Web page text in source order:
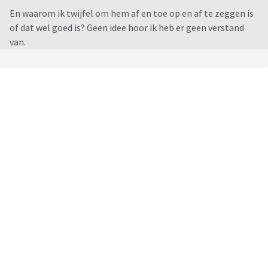
En waarom ik twijfel om hem af en toe op en af te zeggen is
of dat wel goed is? Geen idee hoor ik heb er geen verstand
van.